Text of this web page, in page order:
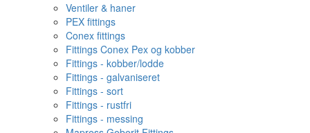
Ventiler & haner
PEX fittings
Conex fittings
Fittings Conex Pex og kobber
Fittings - kobber/lodde
Fittings - galvaniseret
Fittings - sort
Fittings - rustfri
Fittings - messing